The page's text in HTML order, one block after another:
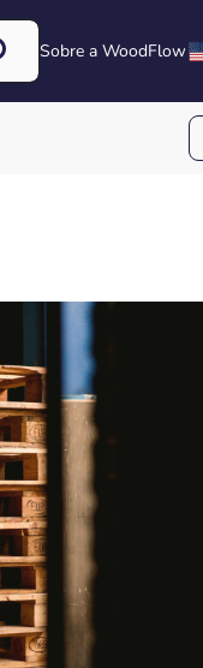
Sobre a WoodFlow